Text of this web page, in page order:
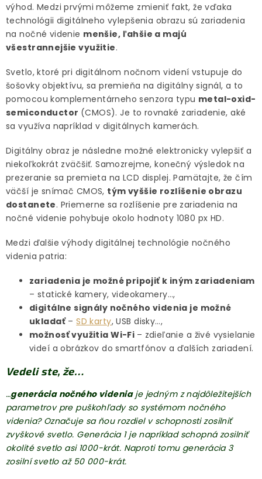
výhod. Medzi prvými môžeme zmieniť fakt, že vďaka
technológii digitálneho vylepšenia obrazu sú zariadenia
na nočné videnie menšie, ľahšie a majú
všestrannejšie využitie.
Svetlo, ktoré pri digitálnom nočnom videní vstupuje do
šošovky objektívu, sa premieňa na digitálny signál, a to
pomocou komplementárneho senzora typu metal-oxid-
semiconductor (CMOS). Je to rovnaké zariadenie, aké
sa využíva napríklad v digitálnych kamerách.
Digitálny obraz je následne možné elektronicky vylepšiť a
niekoľkokrát zväčšiť. Samozrejme, konečný výsledok na
prezeranie sa premieta na LCD displej. Pamätajte, že čím
väčší je snímač CMOS, tým vyššie rozlíšenie obrazu
dostanete. Priemerne sa rozlíšenie pre zariadenia na
nočné videnie pohybuje okolo hodnoty 1080 px HD.
Medzi ďalšie výhody digitálnej technológie nočného
videnia patria:
zariadenia je možné pripojiť k iným zariadeniam
– statické kamery, videokamery…,
digitálne signály nočného videnia je možné
ukladať–SD karty, USB disky…,
možnosť využitia Wi-Fi – zdieľanie a živé vysielanie
videí a obrázkov do smartfónov a ďalších zariadení.
Vedeli ste, že…
…generácia nočného videniaje jedným z najdôležitejších
parametrov pre puškohľady so systémom nočného
videnia? Označuje sa ňou rozdiel v schopnosti zosilniť
zvyškové svetlo. Generácia 1 je napríklad schopná zosilniť
okolité svetlo asi 1000-krát. Naproti tomu generácia 3
zosilní svetlo až 50 000-krát.